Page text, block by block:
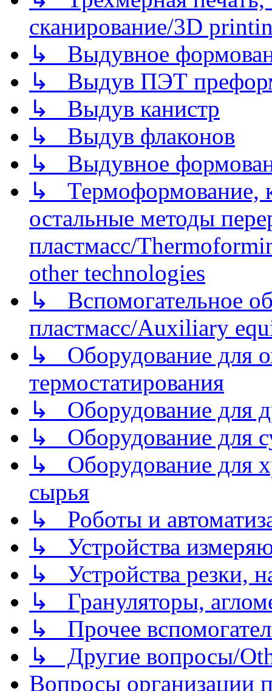
сканирование/3D
↳ Выдувное
↳ Выдув ПЭТ
↳ Выдув канистр
↳ Выдув флаконов
↳ Выдувное
↳ Термоформование,
остальные методы
пластмасс/
other technologies
↳ Вспомогательное
пластмасс/Auxiliary
↳ Оборудование для
термостатирования
↳ Оборудование для
↳ Оборудование для
↳ Оборудование для
сырья
↳ Роботы и
↳ Устройства
↳ Устройства резки,
↳ Грануляторы,
↳ Прочее
↳ Другие вопросы/
Вопросы организации